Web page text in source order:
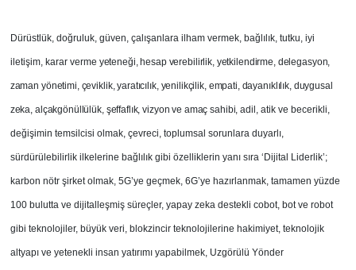
Dürüstlük, doğruluk, güven, çalışanlara ilham vermek, bağlılık, tutku, iyi
iletişim, karar verme yeteneği, hesap verebilirlik, yetkilendirme, delegasyon,
zaman yönetimi, çeviklik, yaratıcılık, yenilikçilik, empati, dayanıklılık, duygusal
zeka, alçakgönüllülük, şeffaflık, vizyon ve amaç sahibi,adil, atik ve becerikli,
değişimin temsilcisi olmak, çevreci, toplumsal sorunlara duyarlı,
sürdürülebilirlik ilkelerine bağlılık gibi özelliklerin yanı sıra ‘Dijital Liderlik’;
karbon nötr şirket olmak, 5G’ye geçmek, 6G’ye hazırlanmak, tamamen yüzde
100 bulutta ve dijitalleşmiş süreçler, yapay zeka destekli cobot, bot ve robot
gibi teknolojiler, büyük veri, blokzincir teknolojilerine hakimiyet, teknolojik
altyapı ve yetenekli insan yatırımı yapabilmek, Uzgörülü Yönder